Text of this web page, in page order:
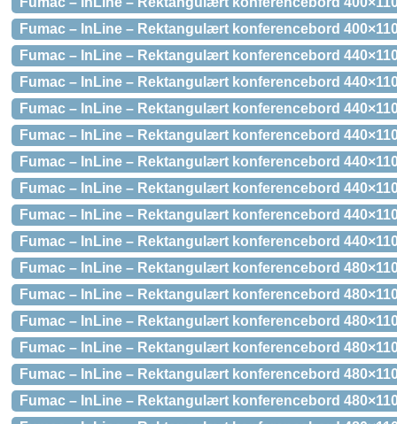
Fumac – InLine – Rektangulært konferencebord
Fumac – InLine – Rektangulært konferencebord
Fumac – InLine – Rektangulært konferencebord
Fumac – InLine – Rektangulært konferencebord
Fumac – InLine – Rektangulært konferencebord
Fumac – InLine – Rektangulært konferencebord
Fumac – InLine – Rektangulært konferencebord
Fumac – InLine – Rektangulært konferencebord
Fumac – InLine – Rektangulært konferencebord
Fumac – InLine – Rektangulært konferencebord
Fumac – InLine – Rektangulært konferencebord
Fumac – InLine – Rektangulært konferencebord
Fumac – InLine – Rektangulært konferencebord
Fumac – InLine – Rektangulært konferencebord
Fumac – InLine – Rektangulært konferencebord